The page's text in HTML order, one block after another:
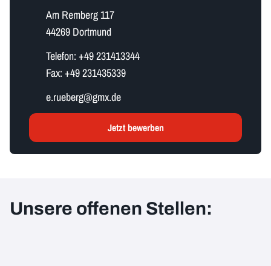
Am Remberg 117
44269 Dortmund
Telefon: +49 231413344
Fax: +49 231435339
e​.​r​u​e​b​e​r​g​@gmx.de
Jetzt bewerben
Unsere offenen Stellen: